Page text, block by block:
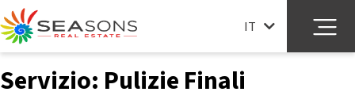
IT
Pulizie Finali
Servizio: Pulizie Finali